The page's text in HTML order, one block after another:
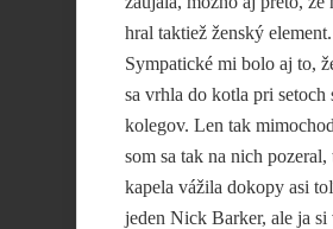
hral taktiež ženský element.
Sympatické mi bolo aj to,
sa vrhla do kotla pri setoch
kolegov. Len tak
som sa tak na nich pozeral,
kapela vážila dokopy asi
jeden Nick Barker, ale ja si